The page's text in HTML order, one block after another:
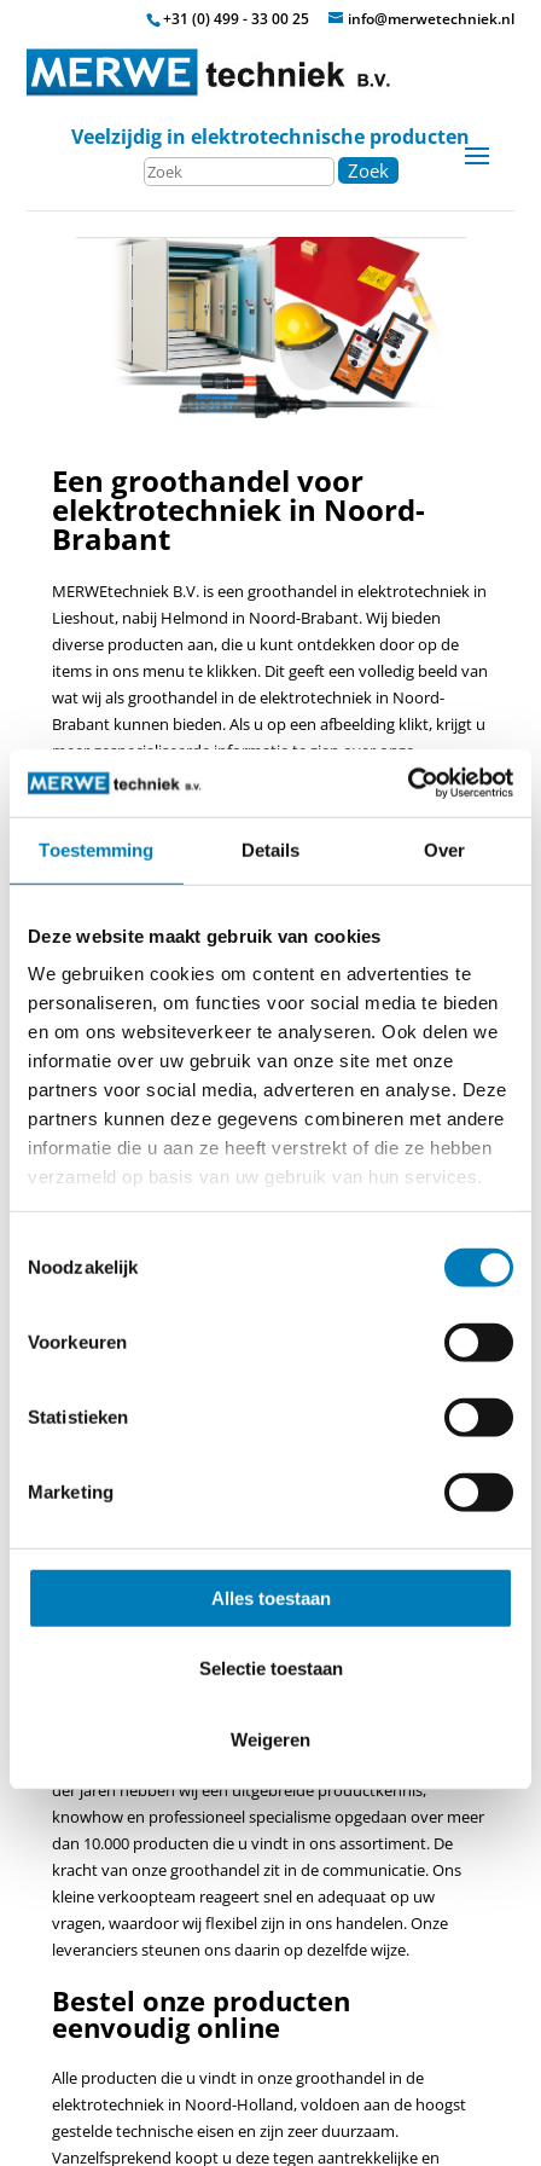
Toestemming Details Over
Deze website maakt gebruik van cookies
We gebruiken cookies om content en advertenties te
personaliseren, om functies voor social media te bieden
en om ons websiteverkeer te analyseren. Ook delen we
informatie over uw gebruik van onze site met onze
partners voor social media, adverteren en analyse. Deze
partners kunnen deze gegevens combineren met andere
informatie die u aan ze heeft verstrekt of die ze hebben
verzameld op basis van uw gebruik van hun services.
Noodzakelijk
Voorkeuren
Statistieken
Marketing
Alles toestaan
Selectie toestaan
Weigeren
+31 (0) 499 - 33 00 25 info@merwetechniek.nl
Veelzijdig in elektrotechnische producten
Zoek
Een groothandel voor
elektrotechniek in Noord-
Brabant
MERWEtechniek B.V. is een groothandel in elektrotechniek in
Lieshout, nabij Helmond in Noord-Brabant. Wij bieden
diverse producten aan, die u kunt ontdekken door op de
items in ons menu te klikken. Dit geeft een volledig beeld van
wat wij als groothandel in de elektrotechniek in Noord-
Brabant kunnen bieden. Als u op een afbeelding klikt, krijgt u
meer gespecialiseerde informatie te zien over onze
producten. Wij hebben ernaar gestreefd om een zo compleet
mogelijk aanbod te tonen op deze website, mocht het zo zijn
met ons opnemen. Het is namelijk goed mogelijk dat wij toch
over deze producten beschikken. MERWEtechniek B.V., uit
volledig voorziet in haar eigen energiebehoefte door zonne-
energie.
Merwetechniek B.V. voorziet volledig in haar eigen
De producten die onze groothandel
aanbiedt
Wij bieden, als groothandel in de elektrotechniek in Noord-
Brabant, een totaalpakket aan elektrische producten aan. Dit
varieert van producten met zeer lage spanningen, zoals
fasevergelijkers. Wij combineren veelzijdigheid met
der jaren hebben wij een uitgebreide productkennis,
knowhow en professioneel specialisme opgedaan over meer
dan 10.000 producten die u vindt in ons assortiment. De
kracht van onze groothandel zit in de communicatie. Ons
kleine verkoopteam reageert snel en adequaat op uw
vragen, waardoor wij flexibel zijn in ons handelen. Onze
leveranciers steunen ons daarin op dezelfde wijze.
Bestel onze producten
eenvoudig online
Alle producten die u vindt in onze groothandel in de
elektrotechniek in Noord-Holland, voldoen aan de hoogst
gestelde technische eisen en zijn zeer duurzaam.
Vanzelfsprekend koopt u deze tegen aantrekkelijke en